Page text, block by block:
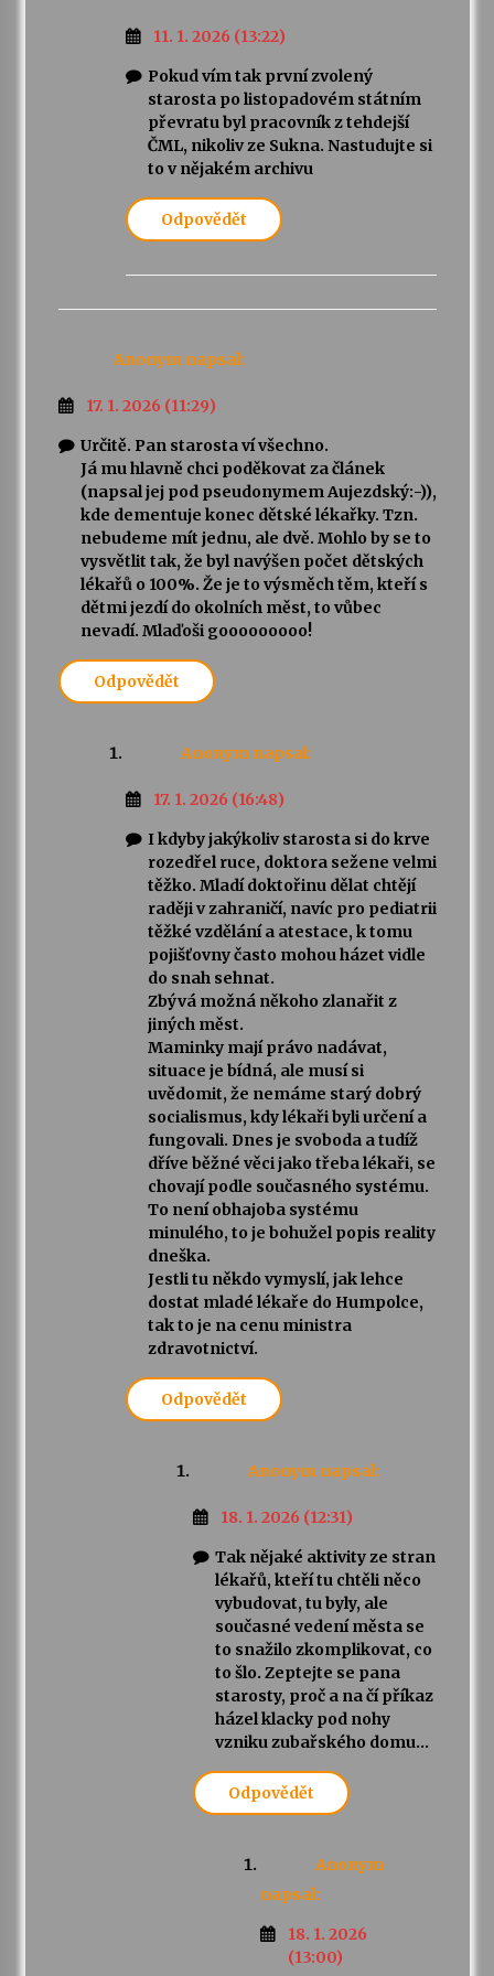
11. 1. 2026 (13:22)
Pokud vím tak první zvolený
starosta po listopadovém státním
převratu byl pracovník z tehdejší
ČML, nikoliv ze Sukna. Nastudujte si
to v nějakém archivu
Odpovědět
Anonym napsal:
17. 1. 2026 (11:29)
Určitě. Pan starosta ví všechno.
Já mu hlavně chci poděkovat za článek
(napsal jej pod pseudonymem Aujezdský:-)),
kde dementuje konec dětské lékařky. Tzn.
nebudeme mít jednu, ale dvě. Mohlo by se to
vysvětlit tak, že byl navýšen počet dětských
lékařů o 100%. Že je to výsměch těm, kteří s
dětmi jezdí do okolních měst, to vůbec
nevadí. Mlaďoši gooooooooo!
Odpovědět
Anonym napsal:
17. 1. 2026 (16:48)
I kdyby jakýkoliv starosta si do krve
rozedřel ruce, doktora sežene velmi
těžko. Mladí doktořinu dělat chtějí
raději v zahraničí, navíc pro pediatrii
těžké vzdělání a atestace, k tomu
pojišťovny často mohou házet vidle
do snah sehnat.
Zbývá možná někoho zlanařit z
jiných měst.
Maminky mají právo nadávat,
situace je bídná, ale musí si
uvědomit, že nemáme starý dobrý
socialismus, kdy lékaři byli určení a
fungovali. Dnes je svoboda a tudíž
dříve běžné věci jako třeba lékaři, se
chovají podle současného systému.
To není obhajoba systému
minulého, to je bohužel popis reality
dneška.
Jestli tu někdo vymyslí, jak lehce
dostat mladé lékaře do Humpolce,
tak to je na cenu ministra
zdravotnictví.
Odpovědět
Anonym napsal:
18. 1. 2026 (12:31)
Tak nějaké aktivity ze stran
lékařů, kteří tu chtěli něco
vybudovat, tu byly, ale
současné vedení města se
to snažilo zkomplikovat, co
to šlo. Zeptejte se pana
starosty, proč a na čí příkaz
házel klacky pod nohy
vzniku zubařského domu…
Odpovědět
Anonym
napsal:
18. 1. 2026
(13:00)